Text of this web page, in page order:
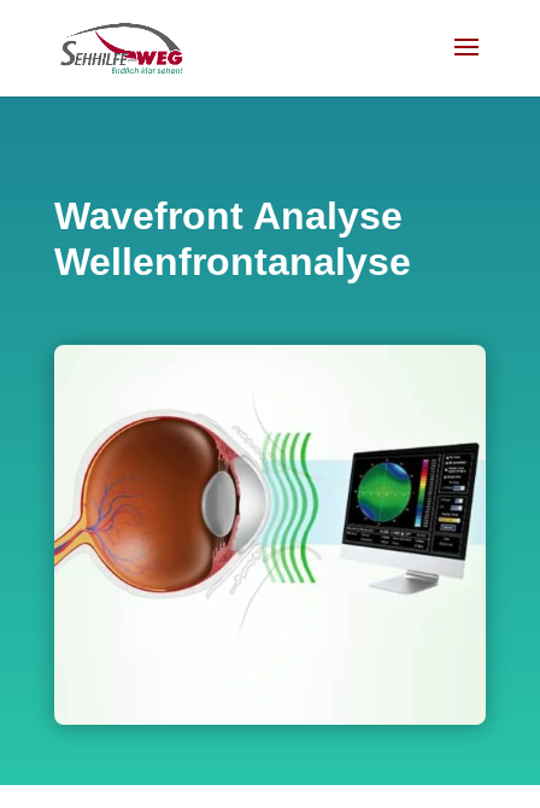
Wavefront Analyse
Wellenfrontanalyse